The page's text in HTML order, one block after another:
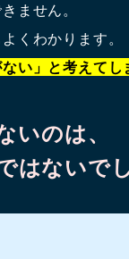
ません。
くわかります。
い」と考えてし
いのは、
はないで